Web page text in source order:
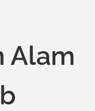
Alam